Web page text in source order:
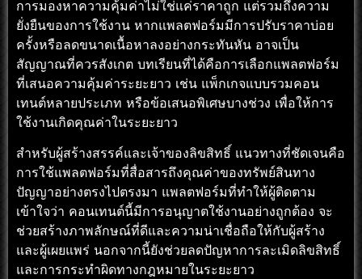
การมองหาความคุ้มค่าไม่ใช่แค่ราคาถูก แต่รวมถึงความ
ยั่งยืนของการใช้งาน หากแพลตฟอร์มมีการปรับราคาบ่อย
ครั้งหรือลดขนาดเนื้อหาลงอย่างกระทันหัน อาจเป็น
สัญญาณที่ควรสังเกต บทเรียนที่ได้คือการเลือกแพลตฟอร์ม
ที่เสนอความคุ้มค่าระยะยาว เช่น แพ็กเกจแบบรวมคอน
เทนต์หลายประเภท หรือข้อเสนอพิเศษบางช่วง เพื่อให้การ
ใช้งานเกิดคุณค่าในระยะยาว
สำหรับผู้สร้างสรรค์และเจ้าของลิขสิทธิ์ แนวทางที่ชัดเจนคือ
การใช้แพลตฟอร์มที่สื่อสารถึงคุณค่าของทรัพย์สินทาง
ปัญญาอย่างตรงไปตรงมา แพลตฟอร์มที่ทำให้ผู้ติดตาม
เข้าใจว่า คอนเทนต์นี้มีการอนุญาตใช้งานอย่างถูกต้อง จะ
ช่วยสร้างภาพลักษณ์ที่ดีและความน่าเชื่อถือให้กับผู้สร้าง
และผู้เผยแพร่ นอกจากนี้ยังช่วยลดปัญหาการละเมิดลิขสิทธิ์
และการกระทำผิดทางกฎหมายในระยะยาว